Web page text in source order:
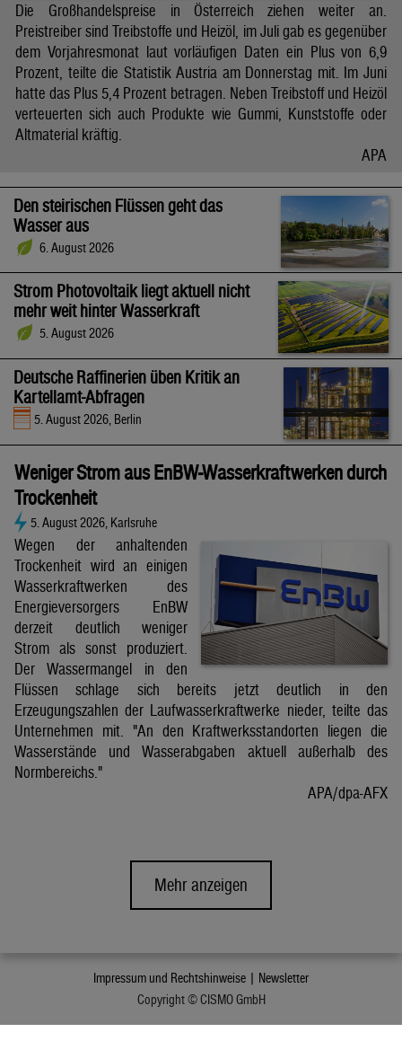
Die Großhandelspreise in Österreich ziehen weiter an.
Preistreiber sind Treibstoffe und Heizöl, im Juli gab es gegenüber
dem Vorjahresmonat laut vorläufigen Daten ein Plus von 6,9
Prozent, teilte die Statistik Austria am Donnerstag mit. Im Juni
hatte das Plus 5,4 Prozent betragen. Neben Treibstoff und Heizöl
verteuerten sich auch Produkte wie Gummi, Kunststoffe oder
Altmaterial kräftig.
APA
Den steirischen Flüssen geht das
Wasser aus
6. August 2026
Strom Photovoltaik liegt aktuell nicht
mehr weit hinter Wasserkraft
5. August 2026
Deutsche Raffinerien üben Kritik an
Kartellamt-Abfragen
5. August 2026, Berlin
Weniger Strom aus EnBW-Wasserkraftwerken durch
Trockenheit
5. August 2026, Karlsruhe
Wegen der anhaltenden
Trockenheit wird an einigen
Wasserkraftwerken des
Energieversorgers EnBW
derzeit deutlich weniger
Strom als sonst produziert.
Der Wassermangel in den
Flüssen schlage sich bereits jetzt deutlich in den
Erzeugungszahlen der Laufwasserkraftwerke nieder, teilte das
Unternehmen mit. "An den Kraftwerksstandorten liegen die
Wasserstände und Wasserabgaben aktuell außerhalb des
Normbereichs."
APA/dpa-AFX
Mehr anzeigen
Impressum und Rechtshinweise | Newsletter
Copyright © CISMO GmbH